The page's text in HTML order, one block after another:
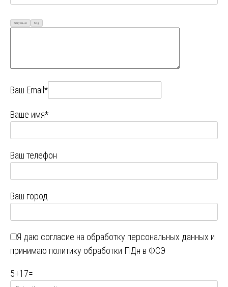
Визуально Код
Ваш Email*
Ваше имя*
Ваш телефон
Ваш город
Я даю согласие на обработку персональных данных и
принимаю политику обработки ПДн в ФСЭ
5+17=